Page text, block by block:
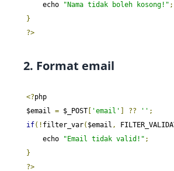
    echo
"Nama tidak boleh kosong!" ;
}
?>
2. Format email
<?php
$email = $_POST 'email' ?? '' ;
if(! filter_var( $email ,
    echo
"Email tidak valid!" ;
}
?>